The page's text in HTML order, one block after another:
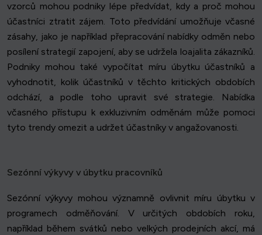
vzorců mohou podniky lépe předvídat, kdy a proč mohou
účastníci ztratit zájem. Toto předvídání umožňuje včasné
zásahy, jako je například přepracování nabídky odměn nebo
posílení strategií zapojení, aby se udržela loajalita zákazníků.
Podniky mohou také vypočítat míru úbytku účastníků a
vyhodnotit, kolik účastníků v těchto kritických obdobích
odchází, a podle toho upravit své strategie. Nabídka
včasného přístupu k exkluzivním odměnám může pomoci
tyto trendy omezit a udržet účastníky v angažovanosti.
Sezónní výkyvy v úbytku pracovníků
Sezónní výkyvy mohou významně ovlivnit míru úbytku v
programech odměňování. V určitých obdobích roku,
například během svátků nebo velkých prodejních akcí, má